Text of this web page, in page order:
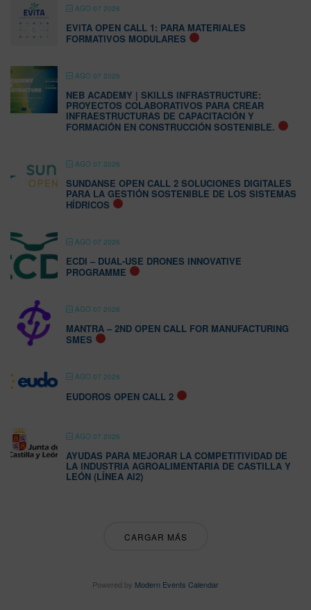
AGO 07 2026
EVITA OPEN CALL 1: PARA MATERIALES
FORMATIVOS MODULARES
AGO 07 2026
NEB ACADEMY | SKILLS INFRASTRUCTURE:
PROYECTOS COLABORATIVOS PARA CREAR
INFRAESTRUCTURAS DE CAPACITACIÓN Y
FORMACIÓN EN CONSTRUCCIÓN SOSTENIBLE.
AGO 07 2026
SUNDANSE OPEN CALL 2 SOLUCIONES DIGITALES
PARA LA GESTIÓN SOSTENIBLE DE LOS SISTEMAS
HÍDRICOS
AGO 07 2026
ECDI – DUAL-USE DRONES INNOVATIVE
PROGRAMME
AGO 07 2026
MANTRA – 2ND OPEN CALL FOR MANUFACTURING
SMES
AGO 07 2026
EUDOROS OPEN CALL 2
AGO 07 2026
AYUDAS PARA MEJORAR LA COMPETITIVIDAD DE
LA INDUSTRIA AGROALIMENTARIA DE CASTILLA Y
LEÓN (LÍNEA AI2)
CARGAR MÁS
Powered by Modern Events Calendar